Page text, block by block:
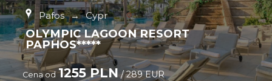
Pafos → Cypr
OLYMPIC LAGOON RESORT
PAPHOS*****
Cena od 1255 PLN/ 289 EUR